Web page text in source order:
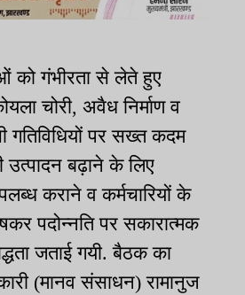
को गंभीरता से लेते हुए
चोरी, अवैध निर्माण व
पर सख्त कदम
उत्पादन बढ़ाने के लिए
कराने व कर्मचारियों के
पदोन्नति पर सकारात्मक
जताई गयी. बैठक का
(मानव संसाधन) रामानुज